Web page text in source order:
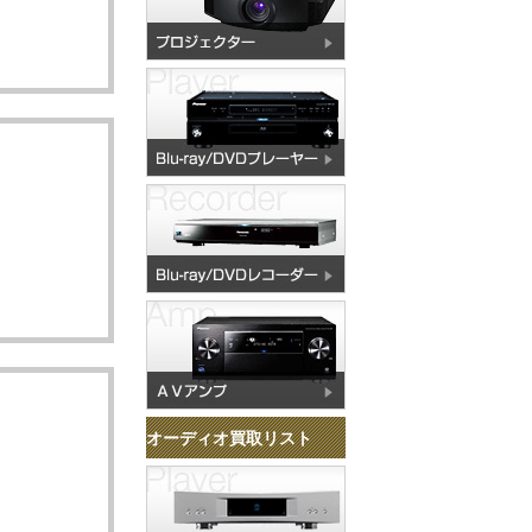
オーディオ買取リスト